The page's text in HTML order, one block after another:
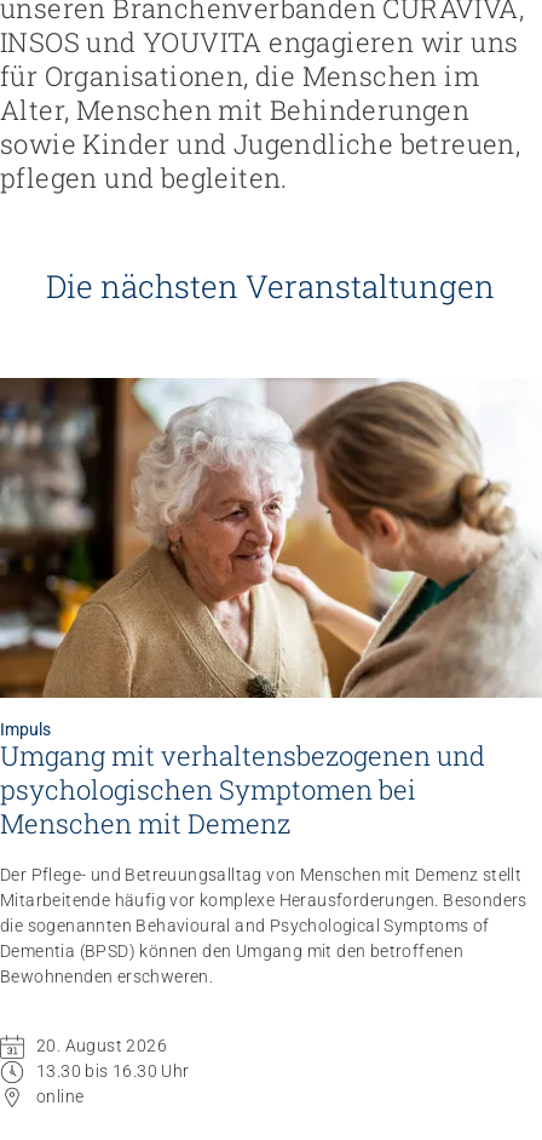
Impuls
Umgang mit verhaltensbezogenen und
psychologischen Symptomen bei Menschen mit
Demenz
20.08.2026 online
unseren Branchenverbänden CURAVIVA,
INSOS und YOUVITA engagieren wir uns
für Organisationen, die Menschen im
Alter, Menschen mit Behinderungen
sowie Kinder und Jugendliche betreuen,
pflegen und begleiten.
Die nächsten Veranstaltungen
Impuls
Umgang mit verhaltensbezogenen und
psychologischen Symptomen bei
Menschen mit Demenz
Der Pflege- und Betreuungsalltag von Menschen mit Demenz stellt
Mitarbeitende häufig vor komplexe Herausforderungen. Besonders
die sogenannten Behavioural and Psychological Symptoms of
Dementia (BPSD) können den Umgang mit den betroffenen
Bewohnenden erschweren.
20. August 2026
13.30 bis 16.30 Uhr
online